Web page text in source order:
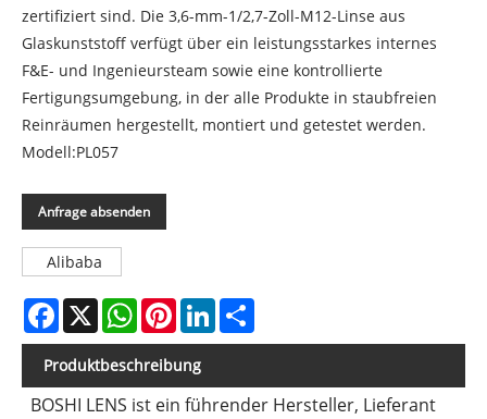
zertifiziert sind. Die 3,6-mm-1/2,7-Zoll-M12-Linse aus
Glaskunststoff verfügt über ein leistungsstarkes internes
F&E- und Ingenieursteam sowie eine kontrollierte
Fertigungsumgebung, in der alle Produkte in staubfreien
Reinräumen hergestellt, montiert und getestet werden.
Modell:PL057
Anfrage absenden
Alibaba
Facebook
X WhatsAppPinterestLinkedIn
Produktbeschreibung
BOSHI LENS ist ein führender Hersteller, Lieferant